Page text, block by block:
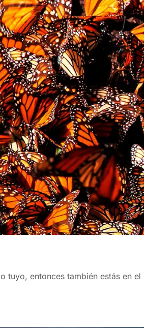
tuyo, entonces también estás en el